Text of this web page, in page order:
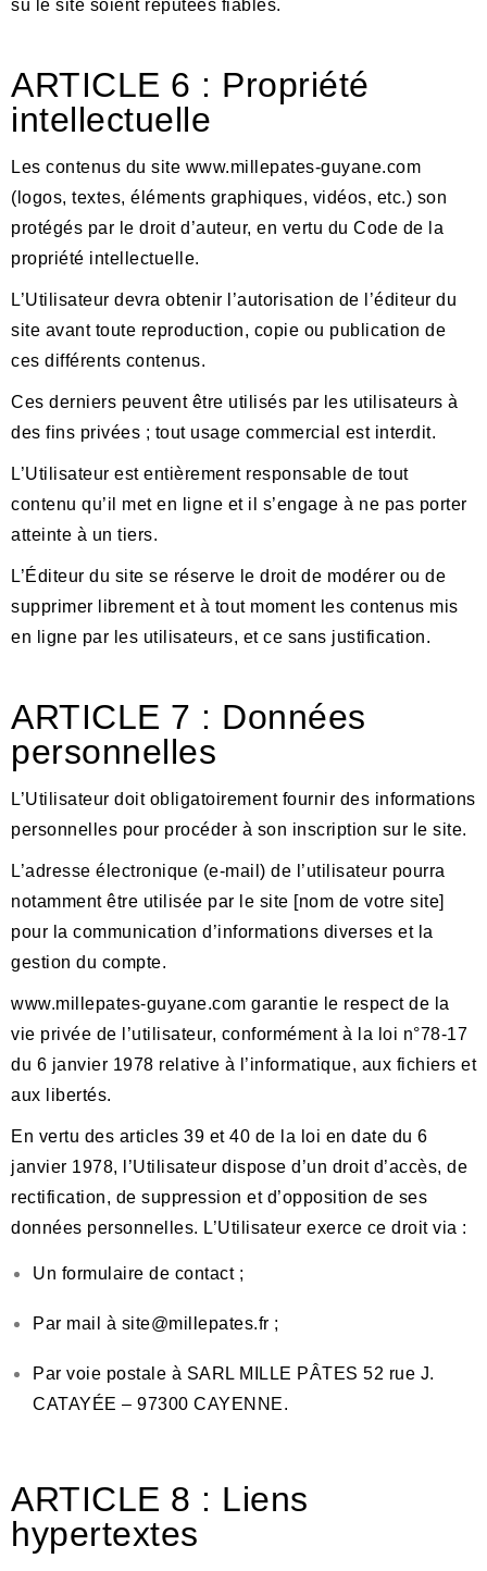
su le site soient réputées fiables.
ARTICLE 6 : Propriété
intellectuelle
Les contenus du site www.millepates-guyane.com
(logos, textes, éléments graphiques, vidéos, etc.) son
protégés par le droit d’auteur, en vertu du Code de la
propriété intellectuelle.
L’Utilisateur devra obtenir l’autorisation de l’éditeur du
site avant toute reproduction, copie ou publication de
ces différents contenus.
Ces derniers peuvent être utilisés par les utilisateurs à
des fins privées ; tout usage commercial est interdit.
L’Utilisateur est entièrement responsable de tout
contenu qu’il met en ligne et il s’engage à ne pas porter
atteinte à un tiers.
L’Éditeur du site se réserve le droit de modérer ou de
supprimer librement et à tout moment les contenus mis
en ligne par les utilisateurs, et ce sans justification.
ARTICLE 7 : Données
personnelles
L’Utilisateur doit obligatoirement fournir des informations
personnelles pour procéder à son inscription sur le site.
L’adresse électronique (e-mail) de l’utilisateur pourra
notamment être utilisée par le site [nom de votre site]
pour la communication d’informations diverses et la
gestion du compte.
www.millepates-guyane.com garantie le respect de la
vie privée de l’utilisateur, conformément à la loi n°78-17
du 6 janvier 1978 relative à l’informatique, aux fichiers et
aux libertés.
En vertu des articles 39 et 40 de la loi en date du 6
janvier 1978, l’Utilisateur dispose d’un droit d’accès, de
rectification, de suppression et d’opposition de ses
données personnelles. L’Utilisateur exerce ce droit via :
Un formulaire de contact ;
Par mail à site@millepates.fr ;
Par voie postale à SARL MILLE PÂTES 52 rue J.
CATAYÉE – 97300 CAYENNE.
ARTICLE 8 : Liens
hypertextes